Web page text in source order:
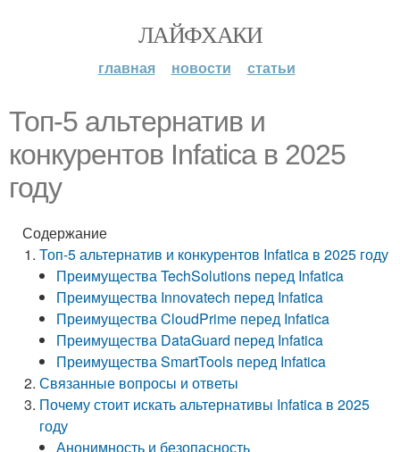
ЛАЙФХАКИ
главная новости статьи
Топ-5 альтернатив и
конкурентов Infatica в 2025
году
Содержание
Топ-5 альтернатив и конкурентов Infatica в 2025 году
Преимущества TechSolutions перед Infatica
Преимущества Innovatech перед Infatica
Преимущества CloudPrime перед Infatica
Преимущества DataGuard перед Infatica
Преимущества SmartTools перед Infatica
Связанные вопросы и ответы
Почему стоит искать альтернативы Infatica в 2025
году
Анонимность и безопасность